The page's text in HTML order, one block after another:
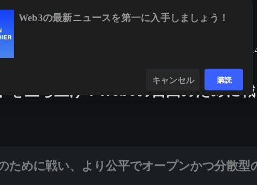
立ち上げ：Web3の自由のために戦
めに戦い、より公平でオープンかつ分散型
Web3の最新ニュースを第一に入手しましょう！
キャンセル 購読